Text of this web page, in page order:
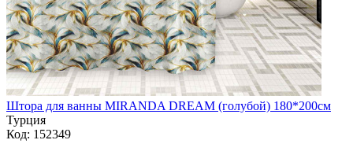
Штора для ванны MIRANDA DREAM (голубой) 180*200см
Турция
Код: 152349